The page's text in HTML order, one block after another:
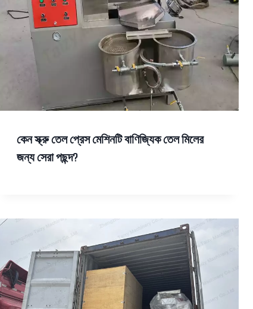
কেন স্ক্রু তেল প্রেস মেশিনটি বাণিজ্যিক তেল মিলের
জন্য সেরা পছন্দ?